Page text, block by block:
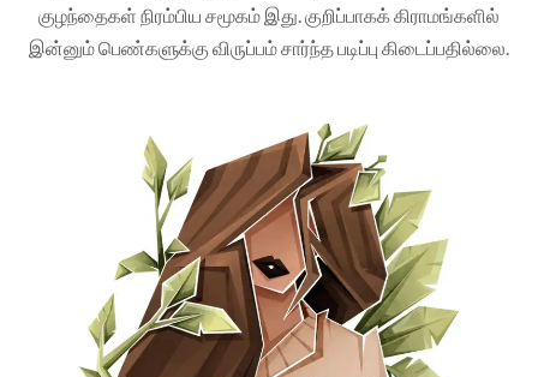
குழந்தைகள் நிரம்பிய சமூகம் இது. குறிப்பாகக் கிராமங்களில்
இன்னும் பெண்களுக்கு விருப்பம் சார்ந்த படிப்பு கிடைப்பதில்லை.